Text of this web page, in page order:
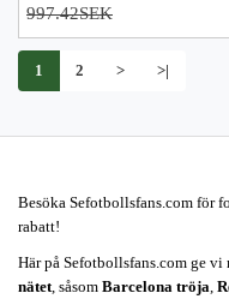
997.42SEK
1 2 > >|
Besöka Sefotbollsfans.com
rabatt!
Här på Sefotbollsfans.com ge vi
nätet , såsom Barcelona tröja